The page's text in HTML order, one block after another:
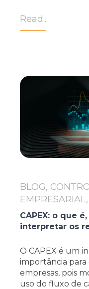
Read...
BLOG,
CAPEX: o que
interpretar os
O CAPEX é um
importância para
empresas, pois
uso do fluxo de